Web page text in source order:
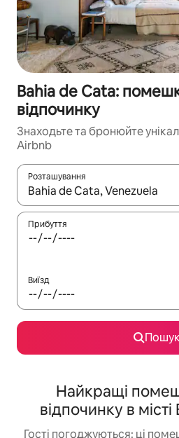
Bahia de Cata:
відпочинку
Знаходьте та бронюйте
Airbnb
Розташування
Отримавши результати пошуку,
Прибуття
Виїзд
Пошук
Найкращі
відпочинку в
Гості погоджуються: ці